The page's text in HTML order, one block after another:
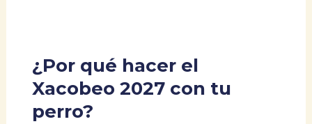
¿Por qué hacer el
Xacobeo 2027 con tu
perro?